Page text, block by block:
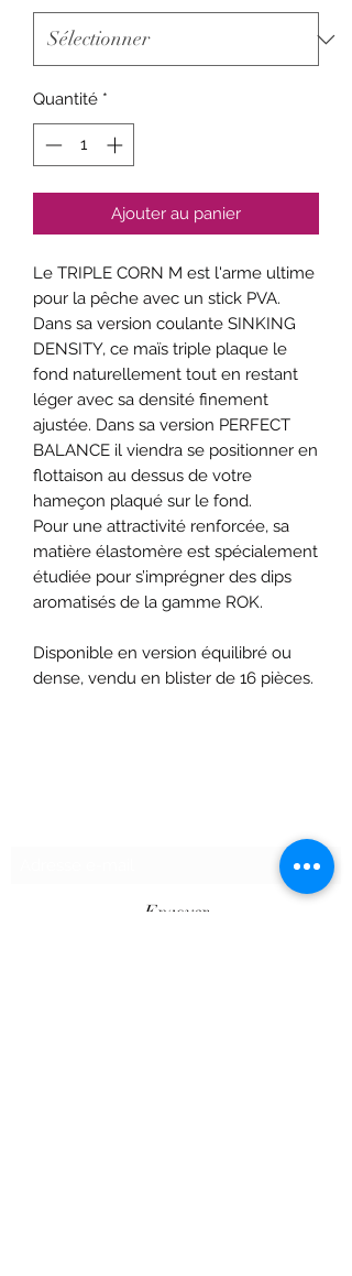
Quantité *
Ajouter au panier
Le TRIPLE CORN M est l'arme ultime
pour la pêche avec un stick PVA.
Dans sa version coulante SINKING
DENSITY, ce maïs triple plaque le
fond naturellement tout en restant
léger avec sa densité finement
ajustée. Dans sa version PERFECT
BALANCE il viendra se positionner en
flottaison au dessus de votre
hameçon plaqué sur le fond.
Pour une attractivité renforcée, sa
matière élastomère est spécialement
étudiée pour s’imprégner des dips
aromatisés de la gamme ROK.
Disponible en version équilibré ou
dense, vendu en blister de 16 pièces.
Envoyer